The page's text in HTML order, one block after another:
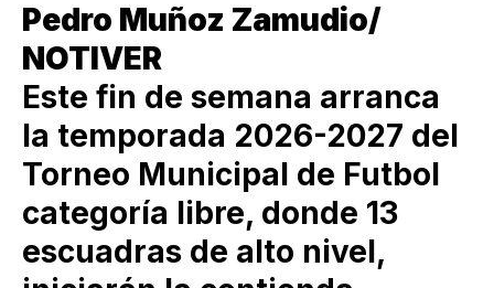
Pedro Muñoz Zamudio/
NOTIVER
Este fin de semana arranca
la temporada 2026-2027 del
Torneo Municipal de Futbol
categoría libre, donde 13
escuadras de alto nivel,